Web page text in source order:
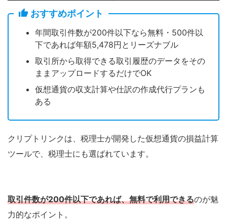
おすすめポイント
年間取引件数が200件以下なら無料・500件以
下であれば年額5,478円とリーズナブル
取引所から取得できる取引履歴のデータをその
ままアップロードするだけでOK
仮想通貨の収支計算や仕訳の作成代行プランも
ある
クリプトリンクは、税理士が開発した仮想通貨の損益計算
ツールで、税理士にも選ばれています。
取引件数が200件以下であれば、無料で利用できるのが魅
力的なポイント。